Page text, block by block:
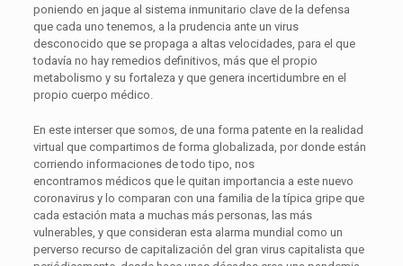
poniendo en jaque al sistema inmunitario clave de la defensa
que cada uno tenemos, a la prudencia ante un virus
desconocido que se propaga a altas velocidades, para el que
todavía no hay remedios definitivos, más que el propio
metabolismo y su fortaleza y que genera incertidumbre en el
propio cuerpo médico.
En este interser que somos, de una forma patente en la realidad
virtual que compartimos de forma globalizada, por donde están
corriendo informaciones de todo tipo, nos
encontramos médicos que le quitan importancia a este nuevo
coronavirus y lo comparan con una familia de la típica gripe que
cada estación mata a muchas más personas, las más
vulnerables, y que consideran esta alarma mundial como un
perverso recurso de capitalización del gran virus capitalista que